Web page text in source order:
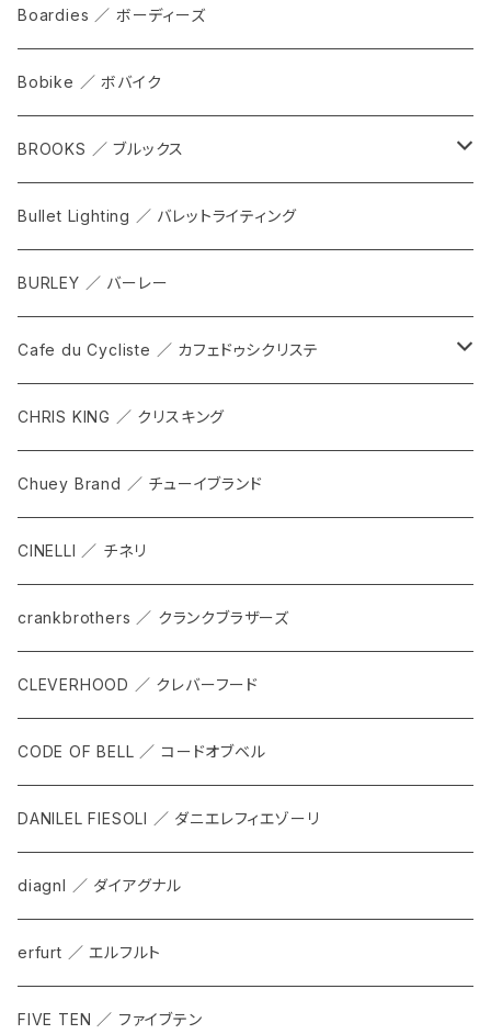
grove
ALL
FORGE
WPT TOTE
CITADEL
WPRT
DEX
GRIP SLING
SHADOW
KOMPAK
TKS
SACOCHE
ACCESSORY
Boardies ／ ボーディーズ
Bobike ／ ボバイク
BROOKS ／ ブルックス
ALL
サドル
カンビウム
メンテナンス
Bullet Lighting ／ バレットライティング
BURLEY ／ バーレー
Cafe du Cycliste ／ カフェドゥシクリステ
ALL
TOPS
BOTTOMS
ACCESORRIES
RIDE ACCESORRIES
CHRIS KING ／ クリスキング
Chuey Brand ／ チューイブランド
CINELLI ／ チネリ
crankbrothers ／ クランクブラザーズ
CLEVERHOOD ／ クレバーフード
CODE OF BELL ／ コードオブベル
DANILEL FIESOLI ／ ダニエレフィエゾーリ
diagnl ／ ダイアグナル
erfurt ／ エルフルト
FIVE TEN ／ ファイブテン